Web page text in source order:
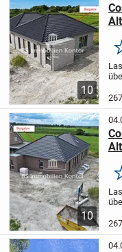
10
10